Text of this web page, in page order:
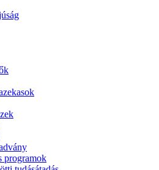
programok